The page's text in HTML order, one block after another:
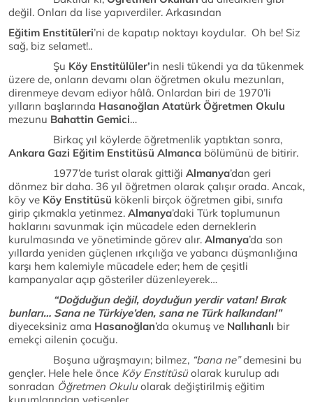
değil. Onları da lise yapıverdiler. Arkasından
Eğitim Enstitüleri’ni de kapatıp noktayı koydular. Oh be! Siz
sağ, biz selamet!..
Şu Köy Enstitülüler’in nesli tükendi ya da tükenmek
üzere de, onların devamı olan öğretmen okulu mezunları,
direnmeye devam ediyor hâlâ. Onlardan biri de 1970’li
yılların başlarında Hasanoğlan Atatürk Öğretmen Okulu
mezunu Bahattin Gemici…
Birkaç yıl köylerde öğretmenlik yaptıktan sonra,
Ankara Gazi Eğitim Enstitüsü Almanca bölümünü de bitirir.
1977’de turist olarak gittiği Almanya’dan geri
dönmez bir daha. 36 yıl öğretmen olarak çalışır orada. Ancak,
köy ve Köy Enstitüsü kökenli birçok öğretmen gibi, sınıfa
girip çıkmakla yetinmez. Almanya’daki Türk toplumunun
haklarını savunmak için mücadele eden derneklerin
kurulmasında ve yönetiminde görev alır. Almanya’da son
yıllarda yeniden güçlenen ırkçılığa ve yabancı düşmanlığına
karşı hem kalemiyle mücadele eder; hem de çeşitli
kampanyalar açıp gösteriler düzenleyerek…
“Doğduğun değil, doyduğun yerdir vatan! Bırak
bunları… Sana ne Türkiye’den, sana ne Türk halkından!”
diyeceksiniz ama Hasanoğlan’da okumuş ve Nallıhanlı bir
emekçi ailenin çocuğu.
Boşuna uğraşmayın; bilmez, “bana ne”demesini bu
gençler. Hele hele önce Köy Enstitüsüolarak kurulup adı
sonradan Öğretmen Okuluolarak değiştirilmiş eğitim